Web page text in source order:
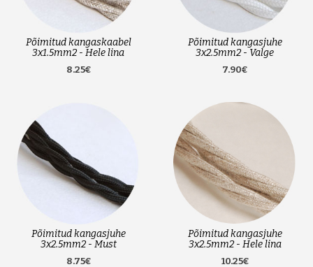
Põimitud kangaskaabel
3x1.5mm2 - Hele lina
8.25€
Põimitud kangasjuhe
3x2.5mm2 - Valge
7.90€
Põimitud kangasjuhe
3x2.5mm2 - Must
8.75€
Põimitud kangasjuhe
3x2.5mm2 - Hele lina
10.25€